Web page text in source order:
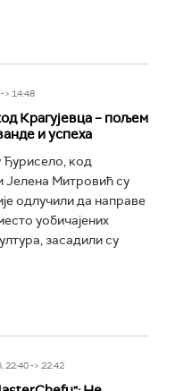
> 14:48
Крагујевца – пољем
и успеха
Ђурисело, код
Јелена Митровић су
одлучили да направе
уобичајених
засадили су
-> 22:42